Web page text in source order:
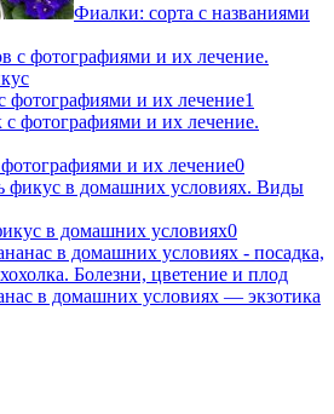
Фиалки: сорта с названиями
фотографиями и их лечение1
и их лечение0
в домашних условиях0
в домашних условиях — экзотика